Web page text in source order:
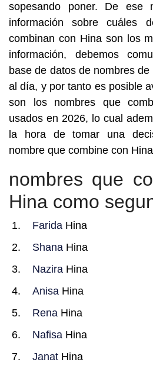
sopesando poner. De ese
información sobre cuáles
combinan con Hina son los
información, debemos
base de datos de nombres
al día, y por tanto es posible
son los nombres que
usados en 2026, lo cual
la hora de tomar una
nombre que combine con
nombres que
Hina como
Farida Hina
Shana Hina
Nazira Hina
Anisa Hina
Rena Hina
Nafisa Hina
Janat Hina